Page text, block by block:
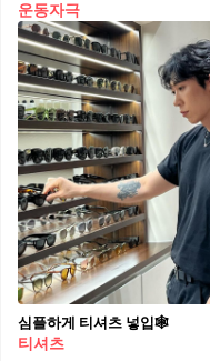
운동자극
심플하게 티셔츠 넣입🕸️
티셔츠